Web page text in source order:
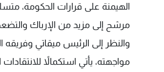
الهيمنة على قرارات الحكومة،
مرشح إلى مزيد من الإرباك
والنظر إلى الرئيس ميقاتي
مواجهته، يأتي استكمالاً